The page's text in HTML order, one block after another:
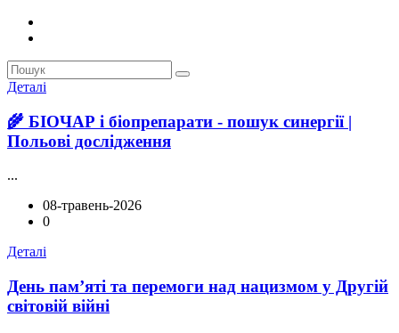
Деталі
🌾 БІОЧАР і біопрепарати - пошук синергії |
Польові дослідження
...
08-травень-2026
0
Деталі
День пам’яті та перемоги над нацизмом у Другій
світовій війні